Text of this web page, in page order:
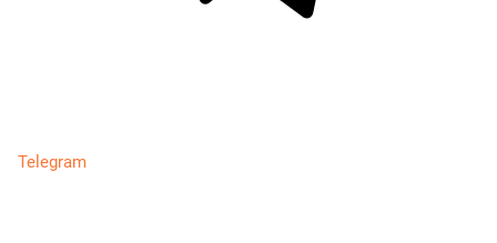
Telegram